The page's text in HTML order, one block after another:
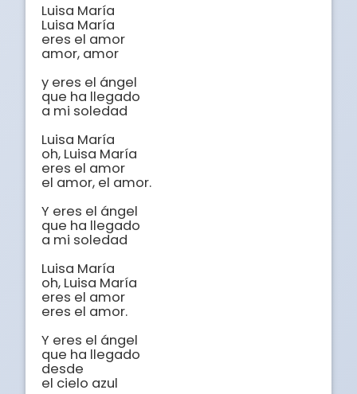
Luisa María
Luisa María
eres el amor
amor, amor
y eres el ángel
que ha llegado
a mi soledad
Luisa María
oh, Luisa María
eres el amor
el amor, el amor.
Y eres el ángel
que ha llegado
a mi soledad
Luisa María
oh, Luisa María
eres el amor
eres el amor.
Y eres el ángel
que ha llegado
desde
el cielo azul